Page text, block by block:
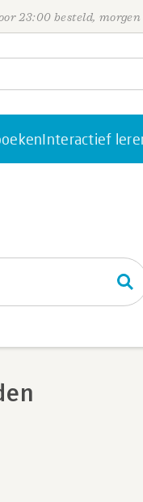
23:00 besteld,
Interactief